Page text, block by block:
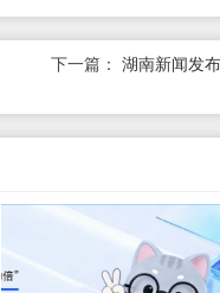
下一篇： 湖南新闻发